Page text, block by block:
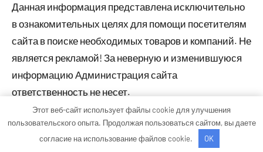
Данная информация представлена исключительно
в ознакомительных целях для помощи посетителям
сайта в поиске необходимых товаров и компаний. Не
является рекламой! За неверную и изменившуюся
информацию Администрация сайта
ответственность не несет.
Тема WordPress: Occasio от ThemeZee.
Этот веб-сайт использует файлы cookie для улучшения
пользовательского опыта. Продолжая пользоваться сайтом, вы даете
согласие на использование файлов cookie.
OK